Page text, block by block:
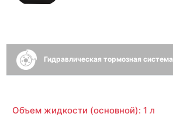
Гидравлическая тормозная система
Объем жидкости (основной): 1 л